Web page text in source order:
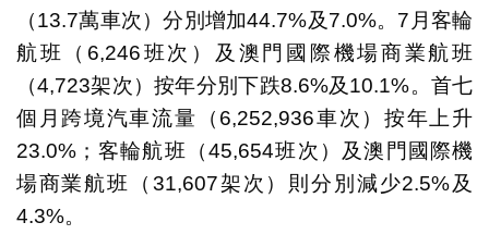
（13.7萬車次）分別增加44.7%及7.0%。7月客輪
航班（6,246班次）及澳門國際機場商業航班
（4,723架次）按年分別下跌8.6%及10.1%。首七
個月跨境汽車流量（6,252,936車次）按年上升
23.0%；客輪航班（45,654班次）及澳門國際機
場商業航班（31,607架次）則分別減少2.5%及
4.3%。